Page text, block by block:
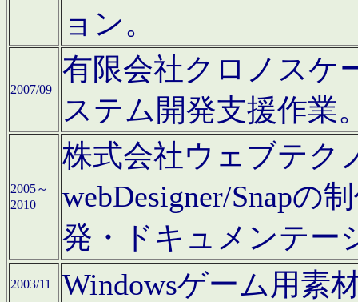
ョン。
2007/09
有限会社クロノスケ
ステム開発支援作業
2005～
2010
株式会社ウェブテク
webDesigner/Snapの
発・ドキュメンテー
2003/11 Windowsゲーム用素